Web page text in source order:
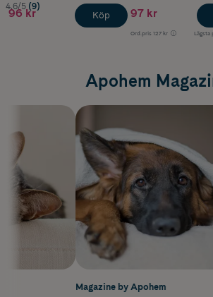
4.6/5 (9)
96 kr Köp 97 kr
Ord.pris 127 kr Lägsta
Apohem
Magazine by Apohem